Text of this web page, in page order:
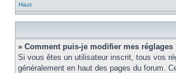
Haut
» Comment puis-je modifier mes réglages
Si vous êtes un utilisateur inscrit, tous vos
généralement en haut des pages du forum.